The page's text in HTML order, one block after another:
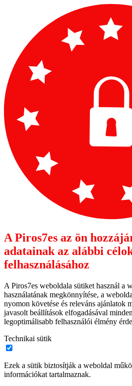
A Piros7es az ön
adatainak az alábbi
felhasználásához
A Piros7es weboldala sütiket használ a
használatának megkönnyítése, a
nyomon követése és releváns ajánlatok
javasolt beállítások elfogadásával
legoptimálisabb felhasználói élmény
Technikai sütik
Ezek a sütik biztosítják a weboldal
információkat tartalmaznak.